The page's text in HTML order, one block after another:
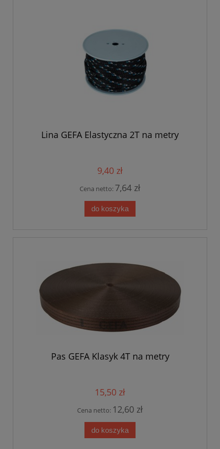
Lina GEFA Elastyczna 2T na metry
9,40 zł
Cena netto: 7,64 zł
do koszyka
Pas GEFA Klasyk 4T na metry
15,50 zł
Cena netto: 12,60 zł
do koszyka